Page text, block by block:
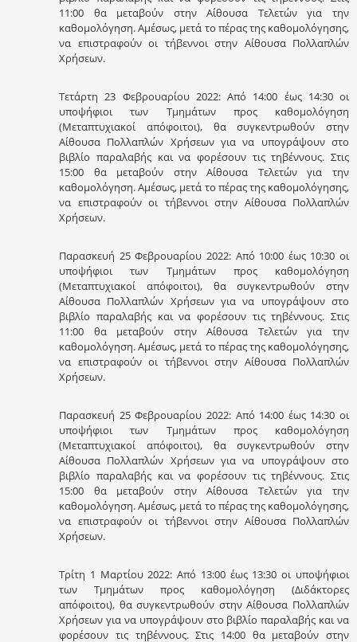
11:00 θα μεταβούν στην Αίθουσα Τελετών για την
καθομολόγηση. Αμέσως, μετά το πέρας της καθομολόγησης,
να επιστραφούν οι τήβεννοι στην Αίθουσα Πολλαπλών
Χρήσεων.
Τετάρτη 23 Φεβρουαρίου 2022: Από 14:00 έως 14:30 οι
υποψήφιοι των Τμημάτων προς καθομολόγηση
(Μεταπτυχιακοί απόφοιτοι), θα συγκεντρωθούν στην
Αίθουσα Πολλαπλών Χρήσεων για να υπογράψουν στο
βιβλίο παραλαβής και να φορέσουν τις τηβέννους. Στις
15:00 θα μεταβούν στην Αίθουσα Τελετών για την
καθομολόγηση. Αμέσως, μετά το πέρας της καθομολόγησης,
να επιστραφούν οι τήβεννοι στην Αίθουσα Πολλαπλών
Χρήσεων.
Παρασκευή 25 Φεβρουαρίου 2022: Από 10:00 έως 10:30 οι
υποψήφιοι των Τμημάτων προς καθομολόγηση
(Μεταπτυχιακοί απόφοιτοι), θα συγκεντρωθούν στην
Αίθουσα Πολλαπλών Χρήσεων για να υπογράψουν στο
βιβλίο παραλαβής και να φορέσουν τις τηβέννους. Στις
11:00 θα μεταβούν στην Αίθουσα Τελετών για την
καθομολόγηση. Αμέσως, μετά το πέρας της καθομολόγησης,
να επιστραφούν οι τήβεννοι στην Αίθουσα Πολλαπλών
Χρήσεων.
Παρασκευή 25 Φεβρουαρίου 2022: Από 14:00 έως 14:30 οι
υποψήφιοι των Τμημάτων προς καθομολόγηση
(Μεταπτυχιακοί απόφοιτοι), θα συγκεντρωθούν στην
Αίθουσα Πολλαπλών Χρήσεων για να υπογράψουν στο
βιβλίο παραλαβής και να φορέσουν τις τηβέννους. Στις
15:00 θα μεταβούν στην Αίθουσα Τελετών για την
καθομολόγηση. Αμέσως, μετά το πέρας της καθομολόγησης,
να επιστραφούν οι τήβεννοι στην Αίθουσα Πολλαπλών
Χρήσεων.
Τρίτη 1 Μαρτίου 2022: Από 13:00 έως 13:30 οι υποψήφιοι
των Τμημάτων προς καθομολόγηση (Διδάκτορες
απόφοιτοι), θα συγκεντρωθούν στην Αίθουσα Πολλαπλών
Χρήσεων για να υπογράψουν στο βιβλίο παραλαβής και να
φορέσουν τις τηβέννους. Στις 14:00 θα μεταβούν στην